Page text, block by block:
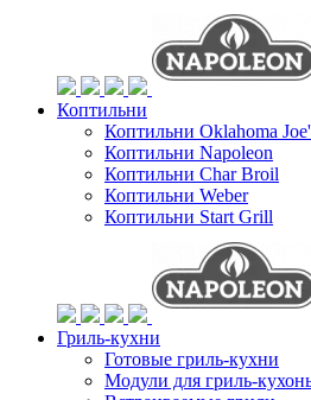
Коптильни
Коптильни Oklahoma
Коптильни Napoleon
Коптильни Char Broil
Коптильни Weber
Коптильни Start Grill
Гриль-кухни
Готовые гриль-кухни
Модули для гриль-